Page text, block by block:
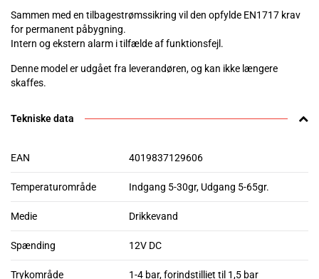
Sammen med en tilbagestrømssikring vil den opfylde EN1717 krav
for permanent påbygning.
Intern og ekstern alarm i tilfælde af funktionsfejl.
Denne model er udgået fra leverandøren, og kan ikke længere
skaffes.
Tekniske data
EAN 4019837129606
Temperaturområde Indgang 5-30gr, Udgang 5-65gr.
Medie Drikkevand
Spænding 12V DC
Trykområde 1-4 bar, forindstilliet til 1,5 bar